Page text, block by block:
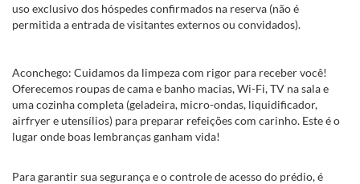
uso exclusivo dos hóspedes confirmados na reserva (não é
permitida a entrada de visitantes externos ou convidados).
Aconchego: Cuidamos da limpeza com rigor para receber você!
Oferecemos roupas de cama e banho macias, Wi-Fi, TV na sala e
uma cozinha completa (geladeira, micro-ondas, liquidificador,
airfryer e utensílios) para preparar refeições com carinho. Este é o
lugar onde boas lembranças ganham vida!
Para garantir sua segurança e o controle de acesso do prédio, é